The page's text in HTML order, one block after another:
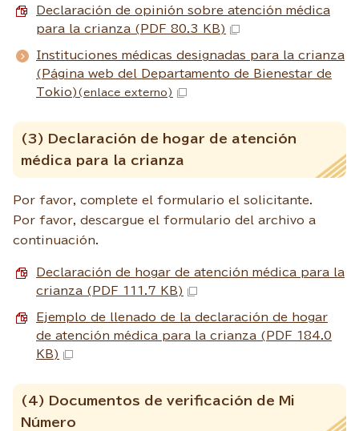
Declaración de opinión sobre atención médica
para la crianza (PDF 80.3 KB)
Instituciones médicas designadas para la crianza
(Página web del Departamento de Bienestar de
Tokio) (enlace externo)
(3) Declaración de hogar de atención
médica para la crianza
Por favor, complete el formulario el solicitante.
Por favor, descargue el formulario del archivo a
continuación.
Declaración de hogar de atención médica para la
crianza (PDF 111.7 KB)
Ejemplo de llenado de la declaración de hogar
de atención médica para la crianza (PDF 184.0
KB)
(4) Documentos de verificación de Mi
Número